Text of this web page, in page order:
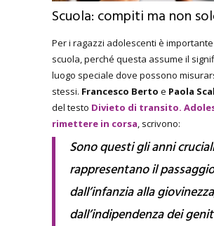
Scuola: compiti ma non
Per i ragazzi adolescenti è
scuola, perché questa assume il
luogo speciale dove possono
stessi. Francesco Berto e Paola
del testo Divieto di transito.
rimettere in corsa, scrivono:
Sono questi gli anni
rappresentano il passaggio
dall’infanzia alla
dall’indipendenza dei